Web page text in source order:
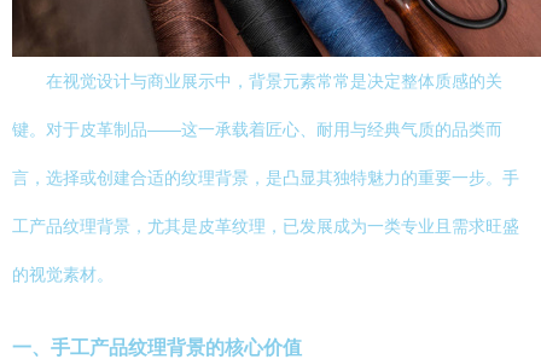
在视觉设计与商业展示中，背景元素常常是决定整体质感的关
键。对于皮革制品——这一承载着匠心、耐用与经典气质的品类而
言，选择或创建合适的纹理背景，是凸显其独特魅力的重要一步。手
工产品纹理背景，尤其是皮革纹理，已发展成为一类专业且需求旺盛
的视觉素材。
一、手工产品纹理背景的核心价值